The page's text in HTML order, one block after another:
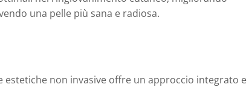
una pelle più sana e radiosa.
estetiche non invasive offre un approccio integrato e